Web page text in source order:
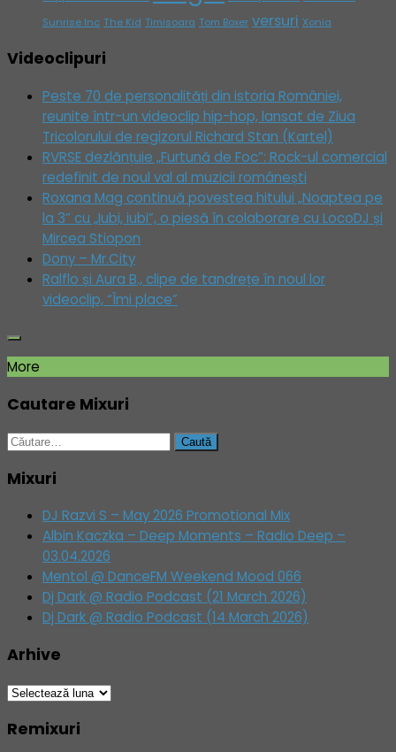
Sunrise Inc The Kid Timisoara Tom Boxer versuri Xonia
Videoclipuri
Peste 70 de personalități din istoria României,
reunite într-un videoclip hip-hop, lansat de Ziua
Tricolorului de regizorul Richard Stan (Kartel)
RVRSE dezlănțuie „Furtună de Foc”: Rock-ul comercial
redefinit de noul val al muzicii românești
Roxana Mag continuă povestea hitului „Noaptea pe
la 3” cu „Iubi, iubi”, o piesă în colaborare cu LocoDJ și
Mircea Stiopon
Dony – Mr.City
Ralflo și Aura B., clipe de tandrețe în noul lor
videoclip, “Îmi place”
More
Cautare Mixuri
Caută
Mixuri
DJ Razvi S – May 2026 Promotional Mix
Albin Kaczka – Deep Moments – Radio Deep –
03.04.2026
Mentol @ DanceFM Weekend Mood 066
Dj Dark @ Radio Podcast (21 March 2026)
Dj Dark @ Radio Podcast (14 March 2026)
Arhive
Arhive
Remixuri